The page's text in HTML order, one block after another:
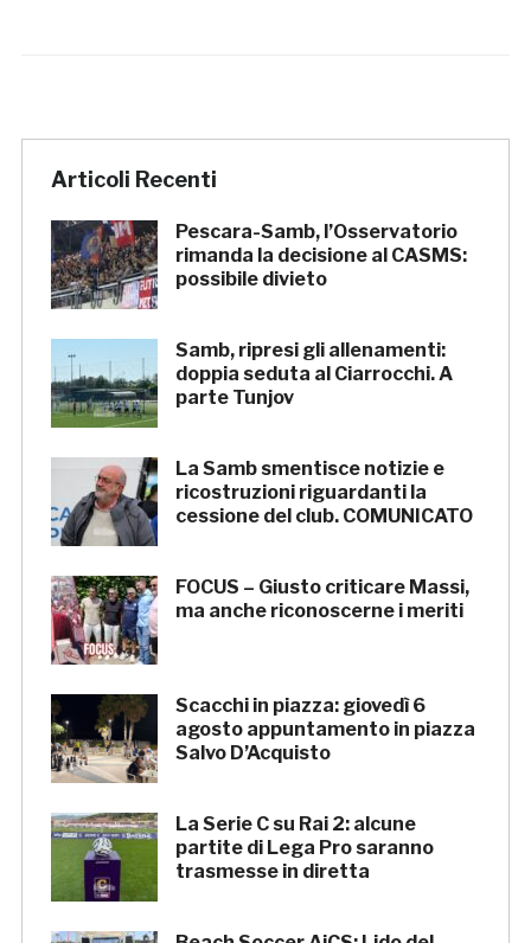
Articoli Recenti
Pescara-Samb, l’Osservatorio
rimanda la decisione al CASMS:
possibile divieto
Samb, ripresi gli allenamenti:
doppia seduta al Ciarrocchi. A
parte Tunjov
La Samb smentisce notizie e
ricostruzioni riguardanti la
cessione del club. COMUNICATO
FOCUS – Giusto criticare Massi,
ma anche riconoscerne i meriti
Scacchi in piazza: giovedì 6
agosto appuntamento in piazza
Salvo D’Acquisto
La Serie C su Rai 2: alcune
partite di Lega Pro saranno
trasmesse in diretta